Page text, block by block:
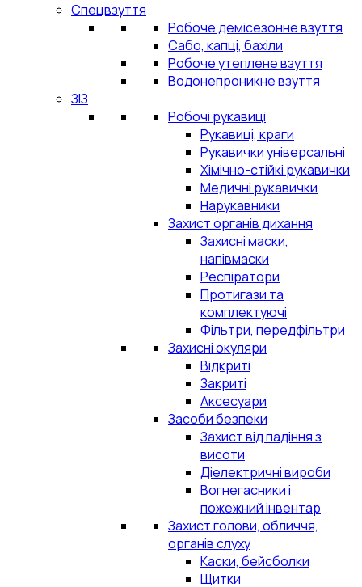
Спецвзуття
Робоче демісезонне взуття
Сабо, капці, бахіли
Робоче утеплене взуття
Водонепроникне взуття
ЗІЗ
Робочі рукавиці
Рукавиці, краги
Рукавички універсальні
Хімічно-стійкі рукавички
Медичні рукавички
Нарукавники
Захист органів дихання
Захисні маски,
напівмаски
Респіратори
Протигази та
комплектуючі
Фільтри, передфільтри
Захисні окуляри
Відкриті
Закриті
Аксесуари
Засоби безпеки
Захист від падіння з
висоти
Діелектричні вироби
Вогнегасники і
пожежний інвентар
Захист голови, обличчя,
органів слуху
Каски, бейсболки
Щитки